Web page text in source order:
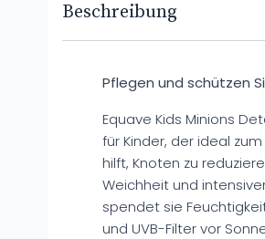
Beschreibung
Pflegen und schützen
Equave Kids Minions
für Kinder, der ideal
hilft, Knoten zu
Weichheit und
spendet sie
und UVB-Filter vor